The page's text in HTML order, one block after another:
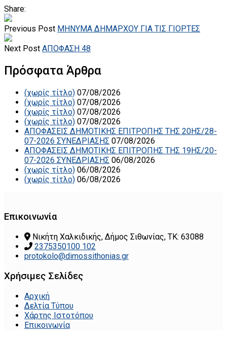
Share:
Previous Post ΜΗΝΥΜΑ ΔΗΜΑΡΧΟΥ ΓΙΑ ΤΙΣ ΓΙΟΡΤΕΣ
Next Post ΑΠΟΦΑΣΗ 48
Πρόσφατα Άρθρα
(χωρίς τίτλο) 07/08/2026
(χωρίς τίτλο) 07/08/2026
(χωρίς τίτλο) 07/08/2026
(χωρίς τίτλο) 07/08/2026
ΑΠΟΦΑΣΕΙΣ ΔΗΜΟΤΙΚΗΣ ΕΠΙΤΡΟΠΗΣ ΤΗΣ 20ΗΣ/28-
07-2026 ΣΥΝΕΔΡΙΑΣΗΣ 07/08/2026
ΑΠΟΦΑΣΕΙΣ ΔΗΜΟΤΙΚΗΣ ΕΠΙΤΡΟΠΗΣ ΤΗΣ 19ΗΣ/20-
07-2026 ΣΥΝΕΔΡΙΑΣΗΣ 06/08/2026
(χωρίς τίτλο) 06/08/2026
(χωρίς τίτλο) 06/08/2026
Επικοινωνία
Νικήτη Χαλκιδικής, Δήμος Σιθωνίας, ΤΚ: 63088
2375350100 102
protokolo@dimossithonias.gr
Χρήσιμες Σελίδες
Αρχική
Δελτία Τύπου
Χάρτης Ιστοτόπου
Επικοινωνία